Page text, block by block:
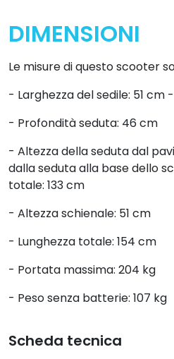
DIMENSIONI
Le misure di questo scooter
- Larghezza del sedile: 51 cm
- Profondità seduta: 46 cm
- Altezza della seduta dal
dalla seduta alla base dello
totale: 133 cm
- Altezza schienale: 51 cm
- Lunghezza totale: 154 cm
- Portata massima: 204 kg
- Peso senza batterie: 107 kg
Scheda tecnica